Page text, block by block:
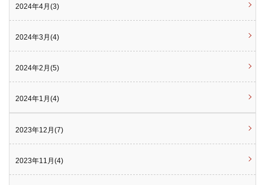
2024年4月(3)
2024年3月(4)
2024年2月(5)
2024年1月(4)
2023年12月(7)
2023年11月(4)